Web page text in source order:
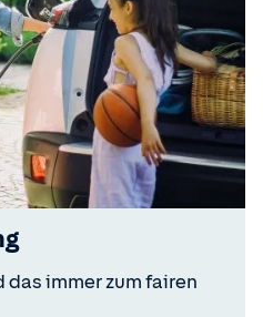
das immer zum fairen